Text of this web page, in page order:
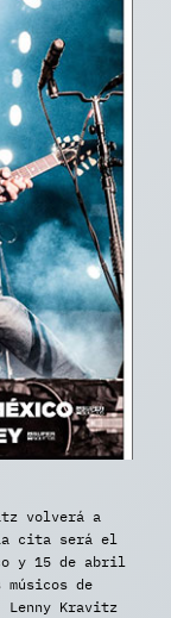
volverá a
La cita será el
y 15 de abril
músicos de
Lenny Kravitz